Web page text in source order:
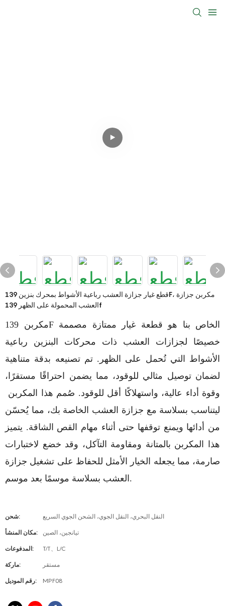
قطع غيار جزازة العشب رباعية الأشواط بمحرك بنزين 139F، مكربن ​​جزازة
العشب المحمولة على الظهر 139f
مكربن ​​139F الخاص بنا هو قطعة غيار ممتازة مصممة
خصيصًا لجزازات العشب ذات محركات البنزين رباعية
الأشواط التي تُحمل على الظهر. تم تصنيعه بدقة متناهية
لضمان توصيل مثالي للوقود، مما يضمن احتراقًا مستقرًا،
وقوة أداء عالية، واستهلاكًا أقل للوقود. صُمم هذا المكربن ​​
ليتناسب بسلاسة مع جزازة العشب الخاصة بك، مما يُحسّن
من أدائها ويمنع توقفها حتى أثناء مهام القص الشاقة. يتميز
هذا المكربن ​​بالمتانة ومقاومة التآكل، وقد خضع لاختبارات
صارمة، مما يجعله الخيار الأمثل للحفاظ على تشغيل جزازة
العشب بسلاسة موسمًا بعد موسم.
شحن: النقل البحري، النقل الجوي، الشحن الجوي السريع
مكان المنشأ: تيانجين، الصين
المدفوعات: T/T、L/C
ماركة: مستقر
رقم الموديل: MPF08